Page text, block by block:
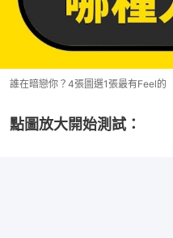
誰在暗戀你？4張圖選1張最有Feel的
點圖放大開始測試：